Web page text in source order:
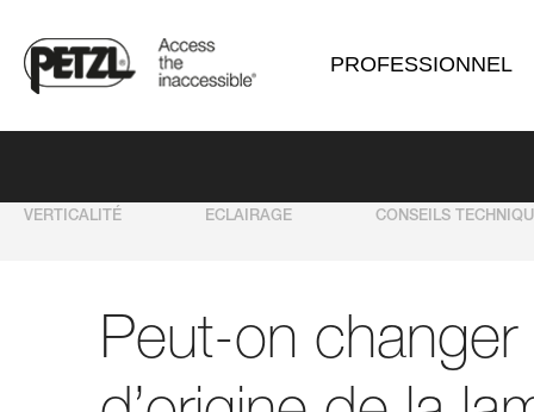
PROFESSIONNEL
VERTICALITÉ ECLAIRAGE CONSEILS
Peut-on changer